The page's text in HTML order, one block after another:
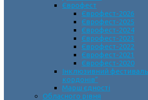
Єврофест
Єврофест-2026
Єврофест-2025
Єврофест-2024
Єврофест-2023
Єврофест-2022
Єврофест-2021
Єврофест-2020
Інклюзивний
кордонів”
Марш єдності
Обласного рівня